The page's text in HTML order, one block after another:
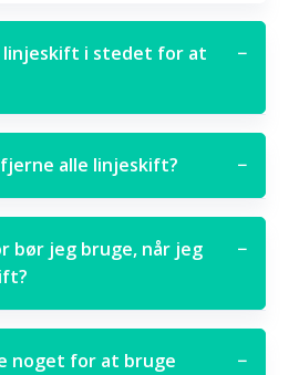
i stedet for at
−
alle linjeskift? −
bør jeg bruge, når jeg
−
noget for at bruge
−